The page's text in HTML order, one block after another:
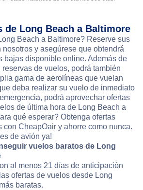
de Long Beach a Baltimore
Beach a Baltimore? Reserve sus
nosotros y asegúrese que obtendrá
bajas disponible online. Además de
de vuelos, podrá también
gama de aerolíneas que vuelan
deba realizar su vuelo de inmediato
podrá aprovechar ofertas
de última hora de Long Beach a
qué esperar? Obtenga ofertas
con CheapOair y ahorre como nunca.
de avión ya!
vuelos baratos de Long
al menos 21 días de anticipación
ofertas de vuelos desde Long
baratas.